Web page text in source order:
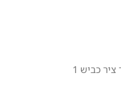
מסדרון ירושלים ומודיעין- מהכניסה לעיר הבירה ועד שוהם ובית שמש. שירות אינסטלציה ופתיחת סתימות ביוב מקצועי הכולל הגעה מהירה לכל הקהילות לאורך ציר כביש 1